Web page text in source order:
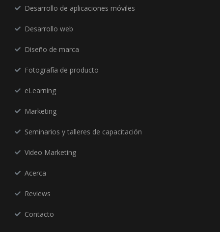
Desarrollo de aplicaciones móviles
Desarrollo web
Diseño de marca
Fotografía de producto
eLearning
Marketing
Seminarios y talleres de capacitación
Video Marketing
Acerca
Reviews
Contacto